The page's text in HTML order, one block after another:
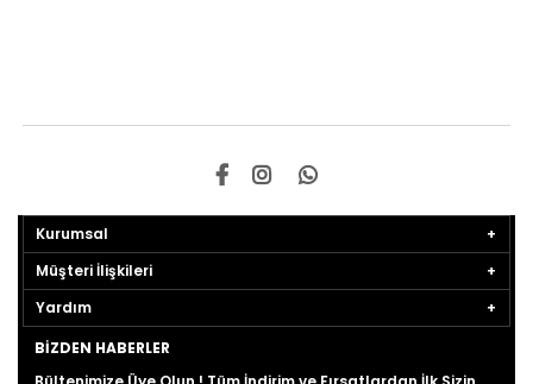
Kurumsal
Müşteri İlişkileri
Yardım
BIZDEN HABERLER